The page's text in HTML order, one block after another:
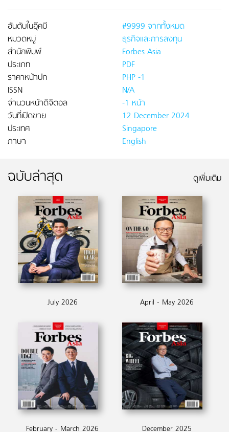
อันดับในอุ๊คบี
#9999 จากทั้งหมด
หมวดหมู่
ธุรกิจและการลงทุน
สำนักพิมพ์
Forbes Asia
ประเภท
PDF
ราคาหน้าปก
PHP -1
ISSN
N/A
จำนวนหน้าดิจิตอล
-1 หน้า
วันที่เปิดขาย
12 December 2024
ประเทศ
Singapore
ภาษา
English
ฉบับล่าสุด ดูเพิ่มเติม
July 2026 April - May 2026
February - March 2026 December 2025